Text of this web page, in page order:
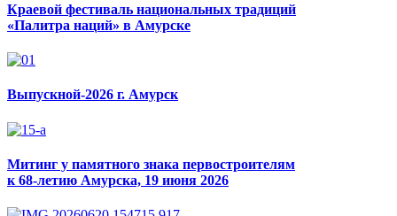
Краевой фестиваль национальных традиций
«Палитра наций» в Амурске
Выпускной-2026 г. Амурск
Митинг у памятного знака первостроителям
к 68-летию Амурска, 19 июня 2026